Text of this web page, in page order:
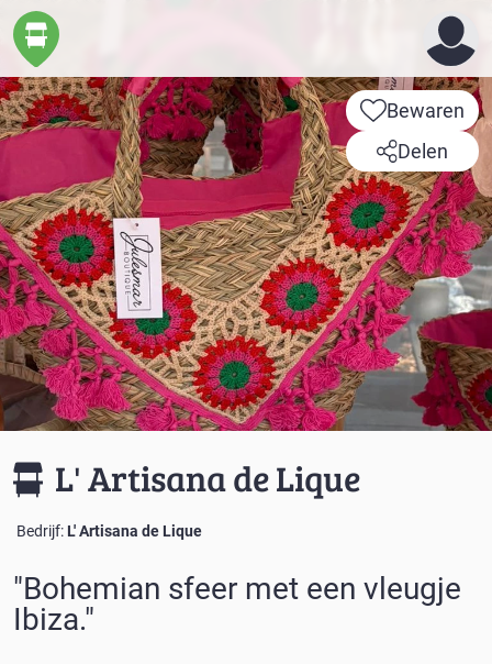
Bewaren
Delen
L' Artisana de Lique
Bedrijf: L' Artisana de Lique
"Bohemian sfeer met een vleugje
Ibiza."